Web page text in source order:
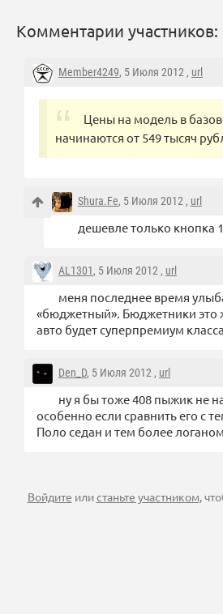
Комментарии участников:
Member4249, 5 Июля 2012 , url
Цены на модель в
начинаются от 549 тысяч
Shura.Fe, 5 Июля 2012 , url
дешевле только кнопка
AL1301, 5 Июля 2012 , url
меня последнее время
«бюджетный». Бюджетники это
авто будет суперпремиум
Den_D, 5 Июля 2012 , url
ну я бы тоже 408 пыжик не
особенно если сравнить его с
Поло седан и тем более логаном
Войдите илистаньте участником,